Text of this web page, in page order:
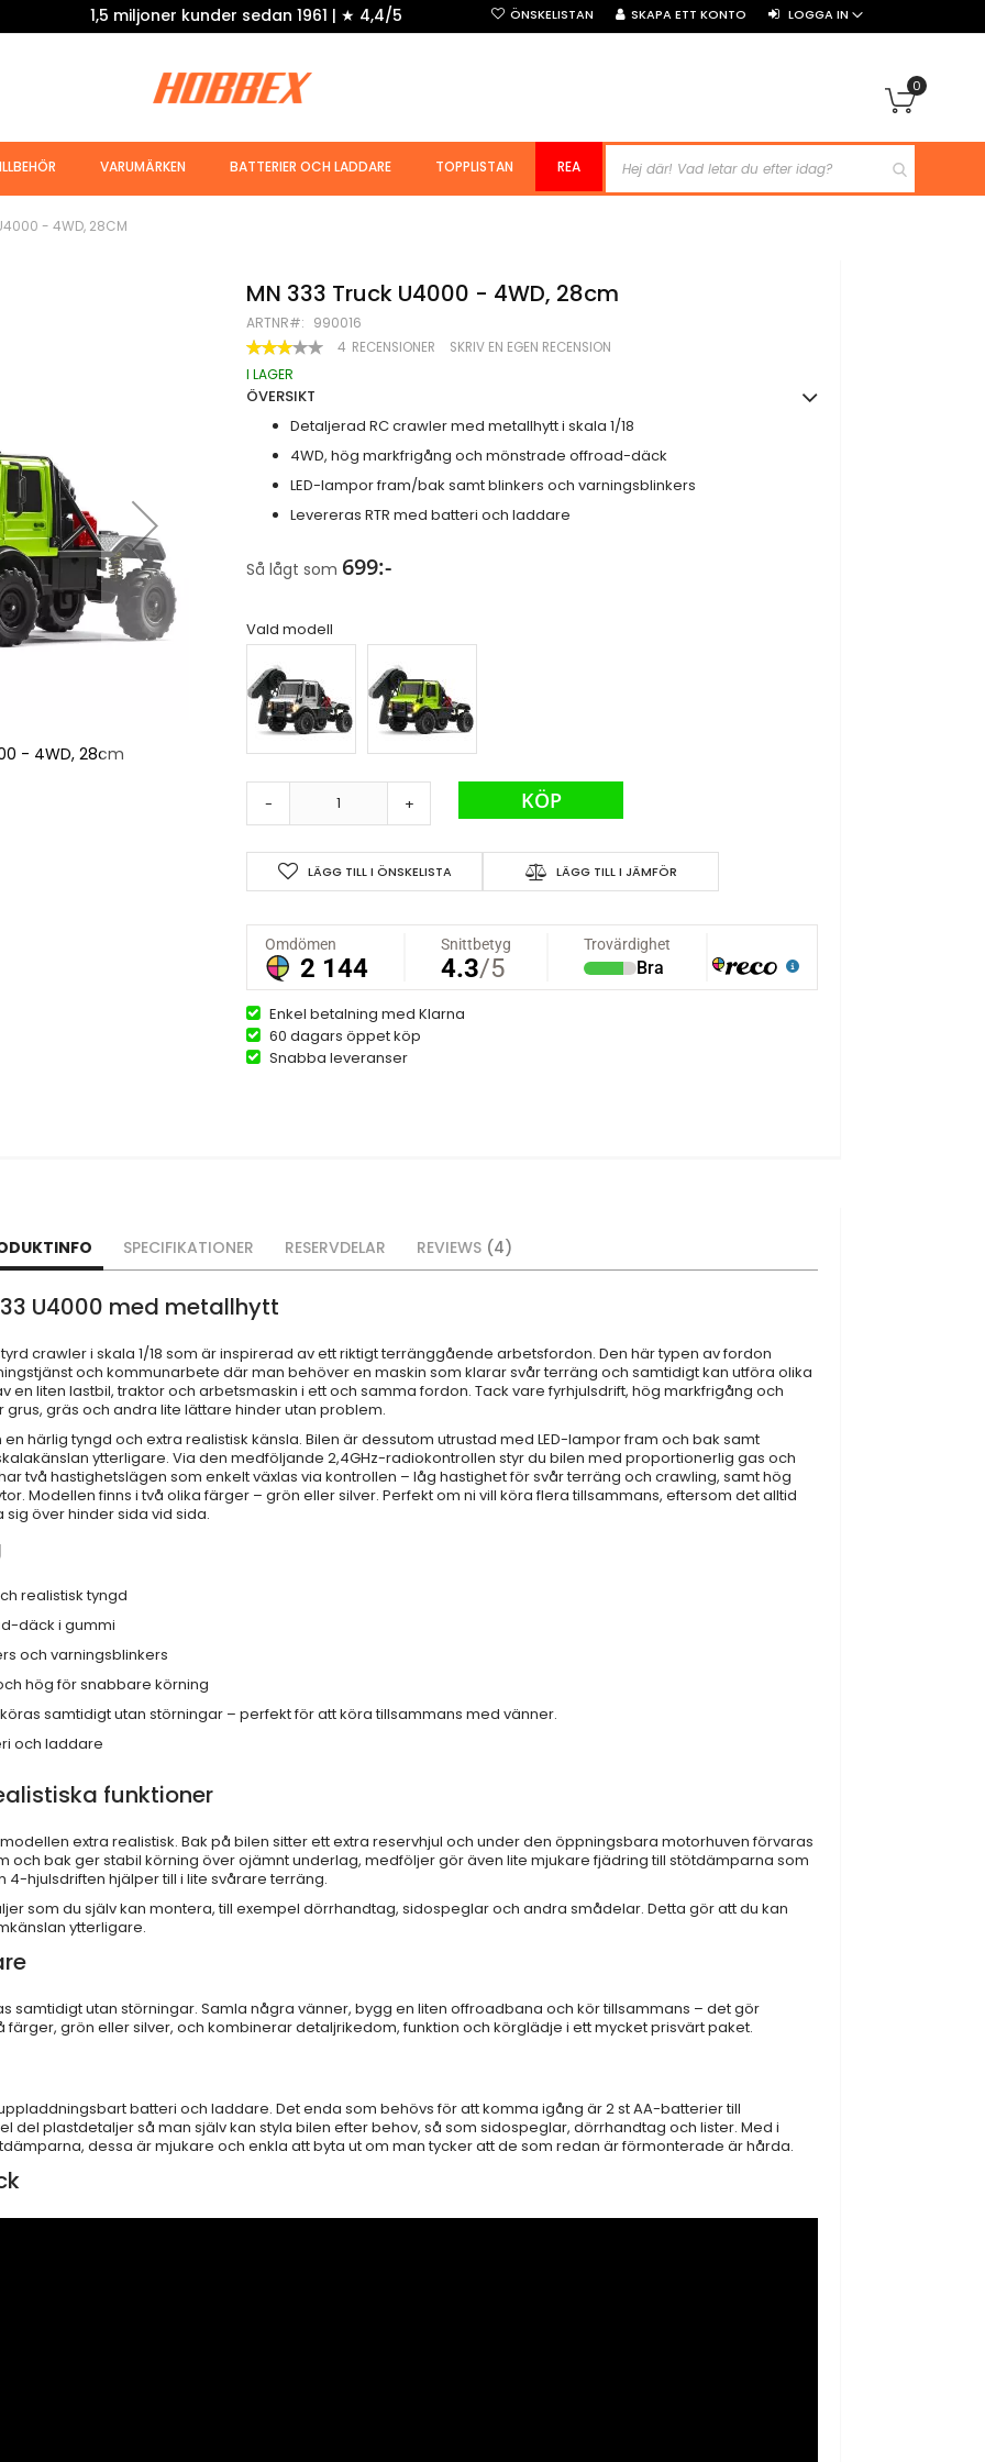
ÖNSKELISTAN LOGGA IN
SKAPA ETT KONTO
1,5 miljoner kunder sedan 1961 | ★ 4,4/5
Min
0
VARUMÄRKEN BATTERIER OCH LADDARE TOPPLISTAN REA
- 4WD, 28CM
- 4WD, 28cm MN 333 Truck U4000 - 4WD, 28cm
MN 333 Truck U4000 - 4WD, 28cm
ARTNR 990016
BETYG:
60 100
4 RECENSIONER SKRIV EN EGEN RECENSION
I LAGER
ÖVERSIKT
Detaljerad RC crawler med metallhytt i skala 1/18
4WD, hög markfrigång och mönstrade offroad-däck
LED-lampor fram/bak samt blinkers och varningsblinkers
Levereras RTR med batteri och laddare
Så lågt som 699:-
Vald modell
- + KÖP
LÄGG TILL I ÖNSKELISTA LÄGG TILL I JÄMFÖR
Enkel betalning med Klarna
60 dagars öppet köp
Snabba leveranser
U4000 med metallhytt
crawler i skala 1/18 som är inspirerad av ett riktigt terränggående arbetsfordon. Den här typen av fordon
och kommunarbete där man behöver en maskin som klarar svår terräng och samtidigt kan utföra olika
en liten lastbil, traktor och arbetsmaskin i ett och samma fordon. Tack vare fyrhjulsdrift, hög markfrigång och
gräs och andra lite lättare hinder utan problem.
härlig tyngd och extra realistisk känsla. Bilen är dessutom utrustad med LED-lampor fram och bak samt
ytterligare. Via den medföljande 2,4GHz-radiokontrollen styr du bilen med proportionerlig gas och
två hastighetslägen som enkelt växlas via kontrollen – låg hastighet för svår terräng och crawling, samt hög
Modellen finns i två olika färger – grön eller silver. Perfekt om ni vill köra flera tillsammans, eftersom det alltid
över hinder sida vid sida.
realistisk tyngd
däck i gummi
och varningsblinkers
hög för snabbare körning
samtidigt utan störningar – perfekt för att köra tillsammans med vänner.
och laddare
funktioner
extra realistisk. Bak på bilen sitter ett extra reservhjul och under den öppningsbara motorhuven förvaras
och bak ger stabil körning över ojämnt underlag, medföljer gör även lite mjukare fjädring till stötdämparna som
4-hjulsdriften hjälper till i lite svårare terräng.
som du själv kan montera, till exempel dörrhandtag, sidospeglar och andra smådelar. Detta gör att du kan
ytterligare.
samtidigt utan störningar. Samla några vänner, bygg en liten offroadbana och kör tillsammans – det gör
färger, grön eller silver, och kombinerar detaljrikedom, funktion och körglädje i ett mycket prisvärt paket.
batteri och laddare. Det enda som behövs för att komma igång är 2 st AA-batterier till
del plastdetaljer så man själv kan styla bilen efter behov, så som sidospeglar, dörrhandtag och lister. Med i
dessa är mjukare och enkla att byta ut om man tycker att de som redan är förmonterade är hårda.
SPECIFIKATIONER RESERVDELAR REVIEWS 4